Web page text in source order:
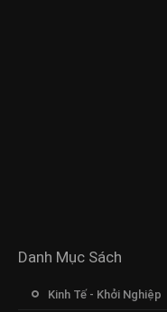
Danh Mục Sách
Kinh Tế - Khởi Nghiệp